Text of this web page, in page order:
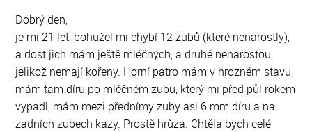
Dobrý den,
je mi 21 let, bohužel mi chybí 12 zubů (které nenarostly),
a dost jich mám ještě mléčných, a druhé nenarostou,
jelikož nemají kořeny. Horní patro mám v hrozném stavu,
mám tam díru po mléčném zubu, který mi před půl rokem
vypadl, mám mezi přednímy zuby asi 6 mm díru a na
zadních zubech kazy. Prostě hrůza. Chtěla bych celé